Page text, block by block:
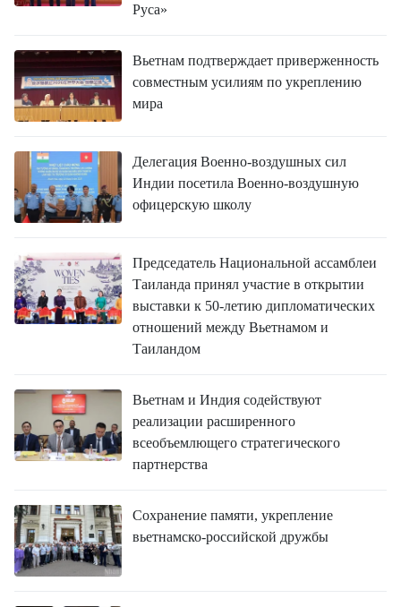
Руса»
Вьетнам подтверждает приверженность
совместным усилиям по укреплению
мира
Делегация Военно-воздушных сил
Индии посетила Военно-воздушную
офицерскую школу
Председатель Национальной ассамблеи
Таиланда принял участие в открытии
выставки к 50-летию дипломатических
отношений между Вьетнамом и
Таиландом
Вьетнам и Индия содействуют
реализации расширенного
всеобъемлющего стратегического
партнерства
Сохранение памяти, укрепление
вьетнамско-российской дружбы